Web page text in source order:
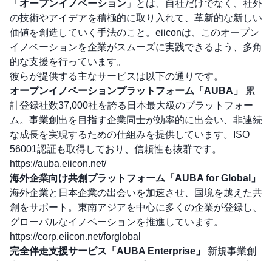
「 オープンイノベーション 」とは、自社だけでなく、社外
の技術やアイデアを積極的に取り入れて、革新的な新しい
価値を創造していく手法のこと。eiiconは、このオープン
イノベーションを企業がスムーズに実践できるよう、多角
的な支援を行っています。
彼らが提供する主なサービスは以下の通りです。
オープンイノベーションプラットフォーム「AUBA」
累
計登録社数37,000社を誇る日本最大級のプラットフォー
ム。事業創出を目指す企業同士が効率的に出会い、非連続
な成長を実現するための仕組みを提供しています。ISO
56001認証も取得しており、信頼性も抜群です。
https://auba.eiicon.net/
海外企業向け共創プラットフォーム「AUBA for Global」
海外企業と日本企業の出会いを加速させ、国境を越えた共
創をサポート。東南アジアを中心に多くの企業が登録し、
グローバルなイノベーションを推進しています。
https://corp.eiicon.net/forglobal
完全伴走支援サービス「AUBA Enterprise」
新規事業創